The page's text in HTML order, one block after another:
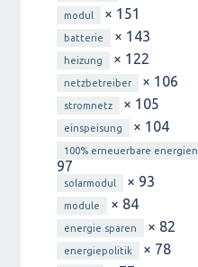
modul × 151
batterie × 143
heizung × 122
netzbetreiber × 106
stromnetz × 105
einspeisung × 104
100% erneuerbare energien
97
solarmodul × 93
module × 84
energie sparen × 82
energiepolitik × 78